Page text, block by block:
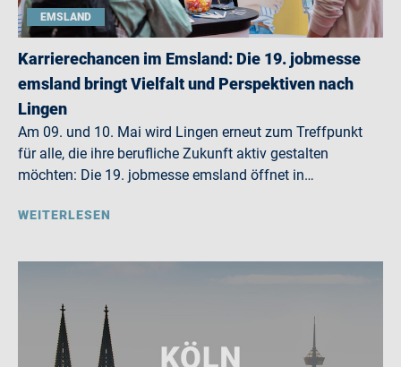
EMSLAND
Karrierechancen im Emsland: Die 19. jobmesse
emsland bringt Vielfalt und Perspektiven nach
Lingen
Am 09. und 10. Mai wird Lingen erneut zum Treffpunkt
für alle, die ihre berufliche Zukunft aktiv gestalten
möchten: Die 19. jobmesse emsland öffnet in…
WEITERLESEN